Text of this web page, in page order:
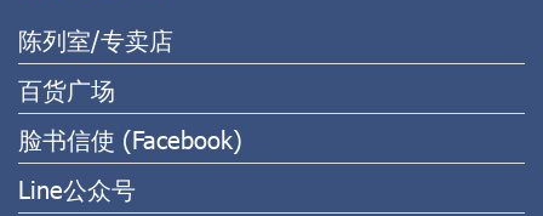
陈列室/专卖店
百货广场
脸书信使 (Facebook)
Line公众号